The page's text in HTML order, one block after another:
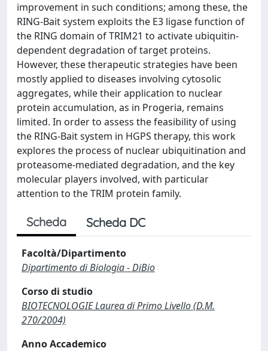
improvement in such conditions; among these, the
RING-Bait system exploits the E3 ligase function of
the RING domain of TRIM21 to activate ubiquitin-
dependent degradation of target proteins.
However, these therapeutic strategies have been
mostly applied to diseases involving cytosolic
aggregates, while their application to nuclear
protein accumulation, as in Progeria, remains
limited. In order to assess the feasibility of using
the RING-Bait system in HGPS therapy, this work
explores the process of nuclear ubiquitination and
proteasome-mediated degradation, and the key
molecular players involved, with particular
attention to the TRIM protein family.
Scheda Scheda DC
Facoltà/Dipartimento
Dipartimento di Biologia - DiBio
Corso di studio
BIOTECNOLOGIE Laurea di Primo Livello (D.M.
270/2004)
Anno Accademico